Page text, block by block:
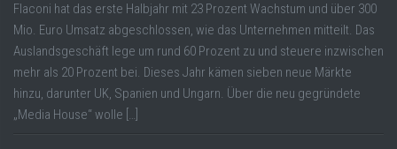
Flaconi hat das erste Halbjahr mit 23 Prozent Wachstum und über 300
Mio. Euro Umsatz abgeschlossen, wie das Unternehmen mitteilt. Das
Auslandsgeschäft lege um rund 60 Prozent zu und steuere inzwischen
mehr als 20 Prozent bei. Dieses Jahr kämen sieben neue Märkte
hinzu, darunter UK, Spanien und Ungarn. Über die neu gegründete
„Media House“ wolle […]